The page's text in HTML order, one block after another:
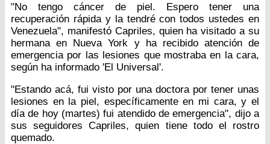
"No tengo cáncer de piel. Espero tener una
recuperación rápida y la tendré con todos ustedes en
Venezuela", manifestó Capriles, quien ha visitado a su
hermana en Nueva York y ha recibido atención de
emergencia por las lesiones que mostraba en la cara,
según ha informado 'El Universal'.
"Estando acá, fui visto por una doctora por tener unas
lesiones en la piel, específicamente en mi cara, y el
día de hoy (martes) fui atendido de emergencia", dijo a
sus seguidores Capriles, quien tiene todo el rostro
quemado.